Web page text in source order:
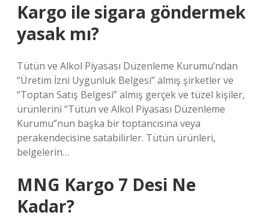
Kargo ile sigara göndermek
yasak mı?
Tütün ve Alkol Piyasası Düzenleme Kurumu’ndan
“Üretim İzni Uygunluk Belgesi” almış şirketler ve
“Toptan Satış Belgesi” almış gerçek ve tüzel kişiler,
ürünlerini “Tütün ve Alkol Piyasası Düzenleme
Kurumu”nun başka bir toptancısına veya
perakendecisine satabilirler. Tütün ürünleri,
belgelerin…
MNG Kargo 7 Desi Ne
Kadar?